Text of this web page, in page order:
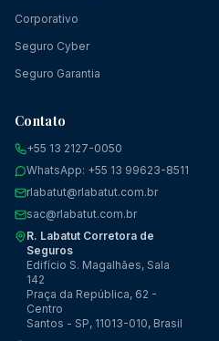
Corporativo
Seguro Cyber
Seguro Garantia
Contato
+55 13 2127-0050
WhatsApp: +55 13 99623-8511
rlabatut@rlabatut.com.br
sac@rlabatut.com.br
R. Labatut Corretora de
Seguros
Edifício S. Magalhães, Sala
142
Praça da República, 62 -
Centro
Santos - SP, 11013-010, Brasil